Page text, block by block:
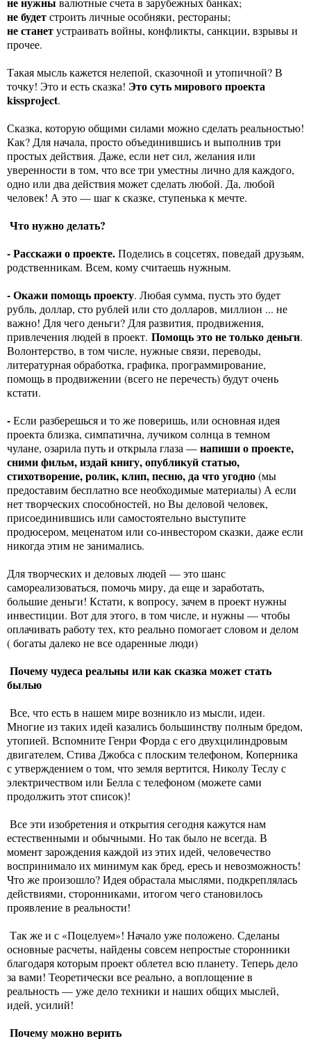
не будетстроить личные особняки, рестораны;
не станетустраивать войны, конфликты, санкции, взрывы и
прочее.
Такая мысль кажется нелепой, сказочной и утопичной? В
точку! Это и есть сказка! Это суть мирового проекта
kissproject.
Сказка, которую общими силами можно сделать реальностью!
Как? Для начала, просто объединившись и выполнив три
простых действия. Даже, если нет сил, желания или
уверенности в том, что все три уместны лично для каждого,
одно или два действия может сделать любой. Да, любой
человек! А это — шаг к сказке, ступенька к мечте.
Что нужно делать?
- Расскажи о проекте.Поделись в соцсетях, поведай друзьям,
родственникам. Всем, кому считаешь нужным.
- Окажи помощь проекту. Любая сумма, пусть это будет
рубль, доллар, сто рублей или сто долларов, миллион ... не
важно! Для чего деньги? Для развития, продвижения,
привлечения людей в проект. Помощь это не только деньги.
Волонтерство, в том числе, нужные связи, переводы,
литературная обработка, графика, программирование,
помощь в продвижении (всего не перечесть) будут очень
кстати.
-Если разберешься и то же поверишь, или основная идея
проекта близка, симпатична, лучиком солнца в темном
чулане, озарила путь и открыла глаза —напиши о проекте,
сними фильм, издай книгу, опубликуй статью,
стихотворение, ролик, клип, песню, да что угодно(мы
предоставим бесплатно все необходимые материалы) А если
нет творческих способностей, но Вы деловой человек,
присоединившись или самостоятельно выступите
продюсером, меценатом или со-инвестором сказки, даже если
никогда этим не занимались.
Для творческих и деловых людей — это шанс
самореализоваться, помочь миру, да еще и заработать,
большие деньги! Кстати, к вопросу, зачем в проект нужны
инвестиции. Вот для этого, в том числе, и нужны — чтобы
оплачивать работу тех, кто реально помогает словом и делом
( богаты далеко не все одаренные люди)
Почему чудеса реальны или как сказка может стать
былью
Все, что есть в нашем мире возникло из мысли, идеи.
Многие из таких идей казались большинству полным бредом,
утопией. Вспомните Генри Форда с его двухцилиндровым
двигателем, Стива Джобса с плоским телефоном, Коперника
с утверждением о том, что земля вертится, Николу Теслу с
электричеством или Белла с телефоном (можете сами
продолжить этот список)!
Все эти изобретения и открытия сегодня кажутся нам
естественными и обычными. Но так было не всегда. В
момент зарождения каждой из этих идей, человечество
воспринимало их минимум как бред, ересь и невозможность!
Что же произошло? Идея обрастала мыслями, подкреплялась
действиями, сторонниками, итогом чего становилось
проявление в реальности!
Так же и с «Поцелуем»! Начало уже положено. Сделаны
основные расчеты, найдены совсем непростые сторонники
благодаря которым проект облетел всю планету. Теперь дело
за вами! Теоретически все реально, а воплощение в
реальность — уже дело техники и наших общих мыслей,
идей, усилий!
Почему можно верить